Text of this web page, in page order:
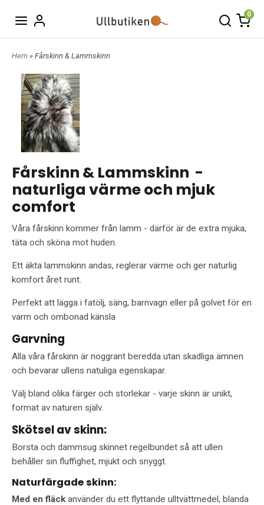
0
Hem » Fårskinn & Lammskinn
Fårskinn & Lammskinn -
naturliga värme och mjuk
comfort
Våra fårskinn kommer från lamm - därför är de extra mjuka,
täta och sköna mot huden.
Ett äkta lammskinn andas, reglerar värme och ger naturlig
komfort året runt.
Perfekt att lägga i fatölj, säng, barnvagn eller på golvet för en
varm och ombonad känsla
Garvning
Alla våra fårskinn är noggrant beredda utan skadliga ämnen
och bevarar ullens natuliga egenskapar.
Välj bland olika färger och storlekar - varje skinn är unikt,
format av naturen själv.
Skötsel av skinn:
Borsta och dammsug skinnet regelbundet så att ullen
behåller sin fluffighet, mjukt och snyggt.
Naturfärgade skinn:
Med en fläck använder du ett flyttande ulltvättmedel, blanda